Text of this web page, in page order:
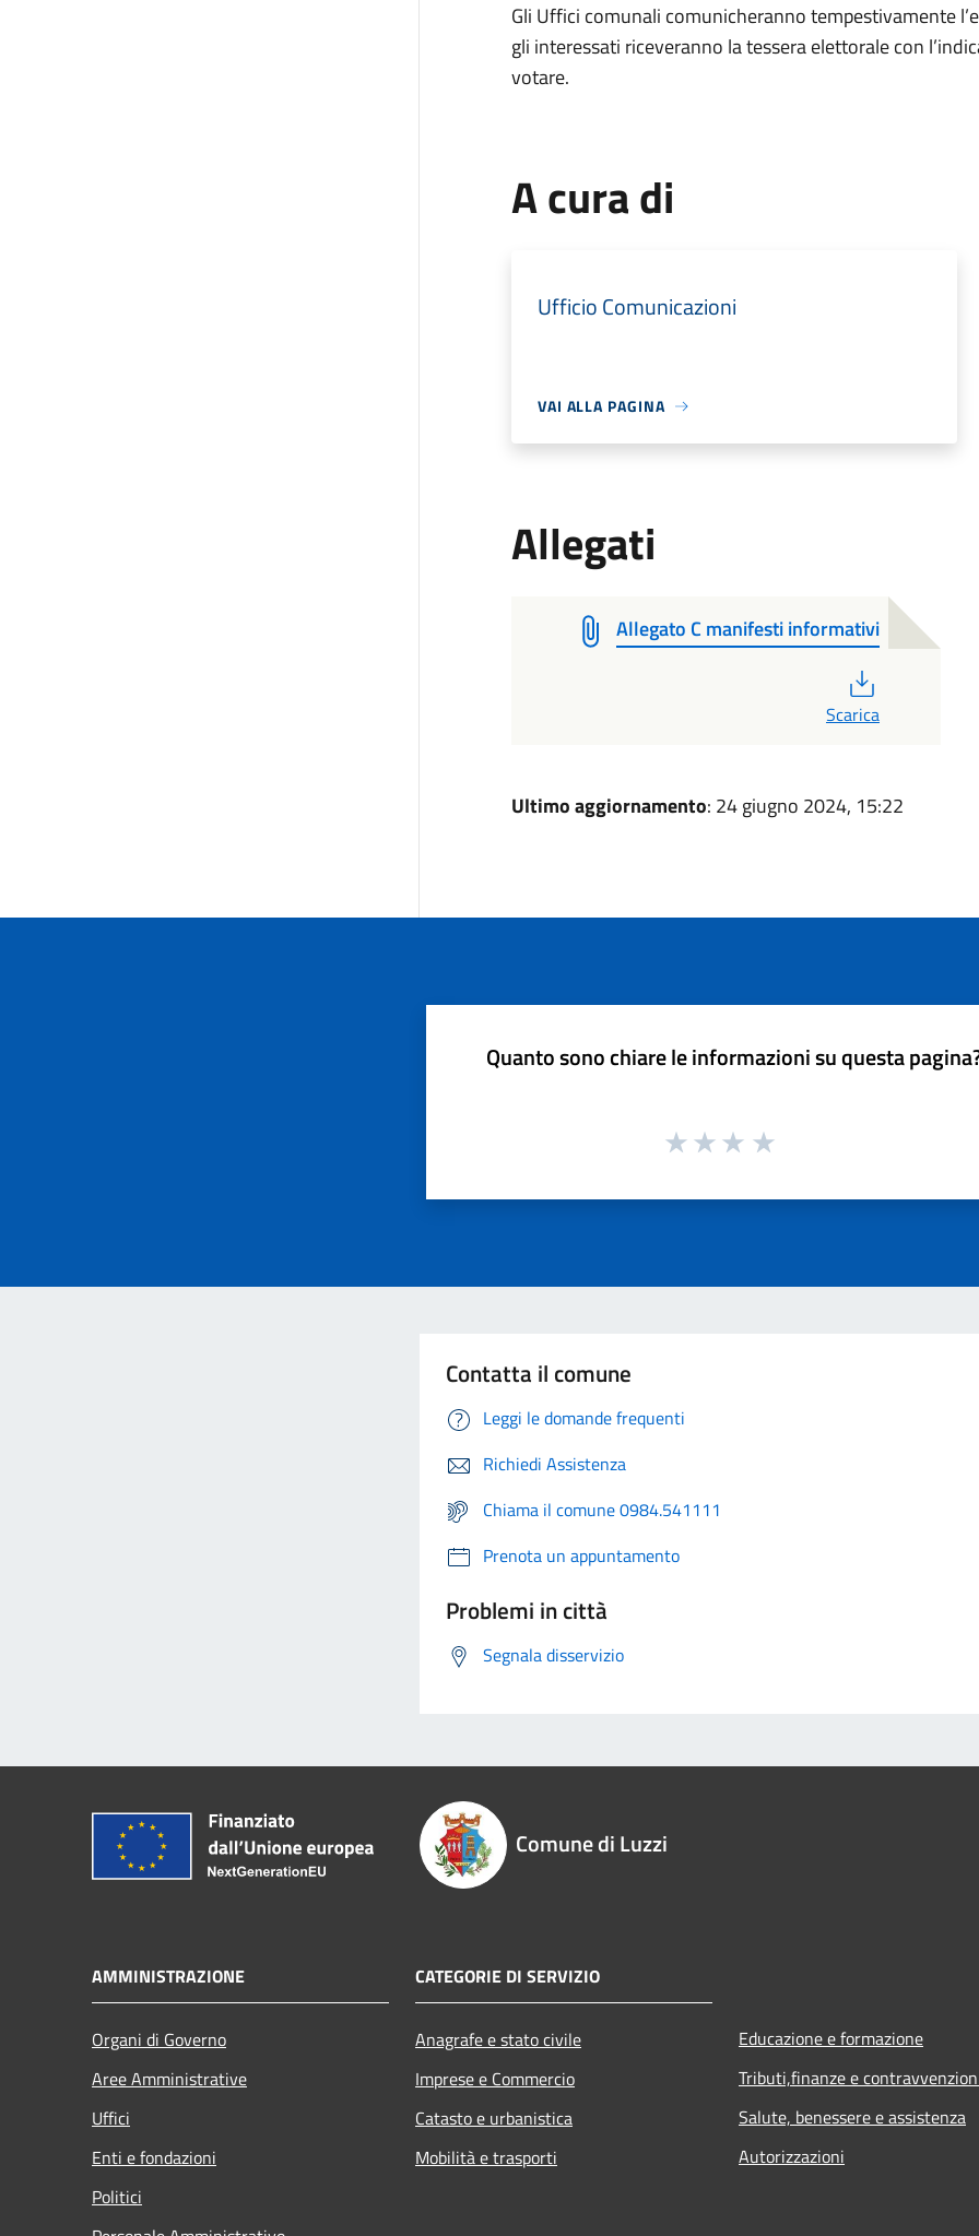
Gli Uffici comunali comunicheranno tempestivamente
gli interessati riceveranno la tessera elettorale con
votare.
A cura di
Ufficio Comunicazioni
VAI ALLA PAGINA
Allegati
Allegato C manifesti informativi
Scarica
Ultimo aggiornamento: 24 giugno 2024, 15:22
Quanto sono chiare le informazioni su questa
Contatta il comune
Leggi le domande frequenti
Richiedi Assistenza
Chiama il comune 0984.541111
Prenota un appuntamento
Problemi in città
Segnala disservizio
Comune di Luzzi
AMMINISTRAZIONE
Organi di Governo
Aree Amministrative
Uffici
Enti e fondazioni
Politici
CATEGORIE DI SERVIZIO
Anagrafe e stato civile
Imprese e Commercio
Catasto e urbanistica
Mobilità e trasporti
Educazione e formazione
Tributi,finanze e
Salute, benessere e assistenza
Autorizzazioni